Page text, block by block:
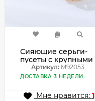
Сияющие серьги-
пусеты с крупными
кристаллами
M92053
Артикул:M92053
ДОСТАВКА 3 НЕДЕЛИ
Мне нравится: 1